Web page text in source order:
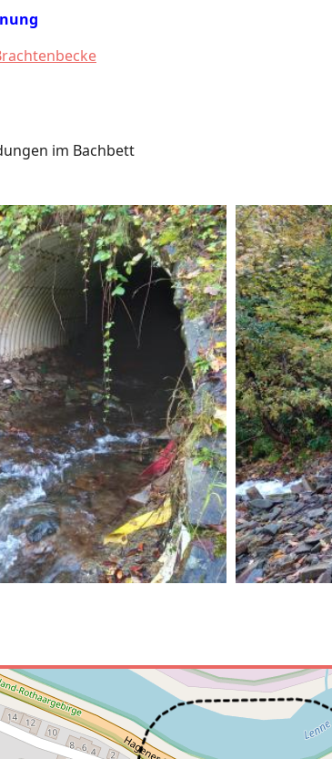
im Bachbett
Bild